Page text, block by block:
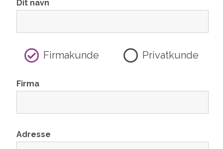
Dit navn
Firmakunde Privatkunde
Firma
Adresse